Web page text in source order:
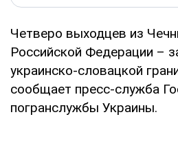
Четверо выходцев из
Российской Федерации –
украинско-словацкой
сообщает пресс-служба
погранслужбы Украины.